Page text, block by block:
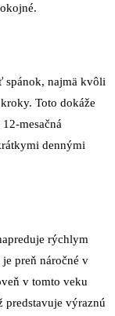
spánok, najmä kvôli
Toto dokáže
mesačná
dennými
rýchlym
preň náročné v
v tomto veku
predstavuje výraznú